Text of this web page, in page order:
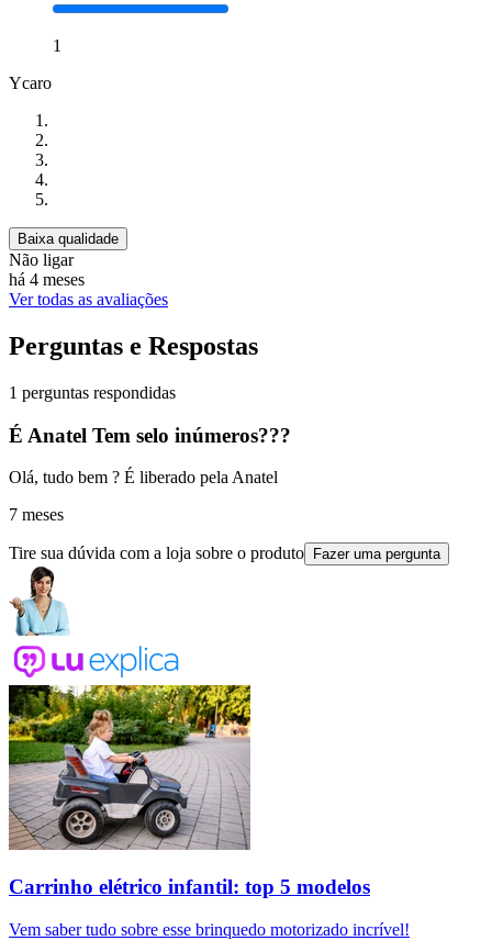
1
Ycaro
Baixa qualidade
Não ligar
há 4 meses
Ver todas as avaliações
Perguntas e Respostas
1 perguntas respondidas
É Anatel Tem selo inúmeros???
Olá, tudo bem ? É liberado pela Anatel
7 meses
Tire sua dúvida com a loja sobre o produto Fazer uma pergunta
Carrinho elétrico infantil: top 5 modelos
Vem saber tudo sobre esse brinquedo motorizado incrível!